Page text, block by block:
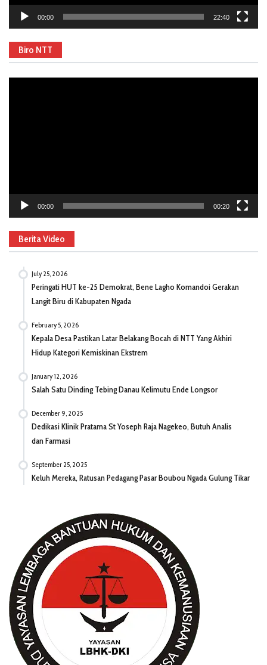
00:00 22:40
Biro NTT
00:00 00:20
Berita Video
July 25, 2026
Peringati HUT ke-25 Demokrat, Bene Lagho Komandoi Gerakan
Langit Biru di Kabupaten Ngada
February 5, 2026
Kepala Desa Pastikan Latar Belakang Bocah di NTT Yang Akhiri
Hidup Kategori Kemiskinan Ekstrem
January 12, 2026
Salah Satu Dinding Tebing Danau Kelimutu Ende Longsor
December 9, 2025
Dedikasi Klinik Pratama St Yoseph Raja Nagekeo, Butuh Analis
dan Farmasi
September 25, 2025
Keluh Mereka, Ratusan Pedagang Pasar Boubou Ngada Gulung Tikar